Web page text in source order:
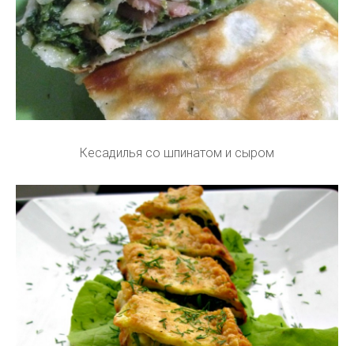
Кесадилья со шпинатом и сыром